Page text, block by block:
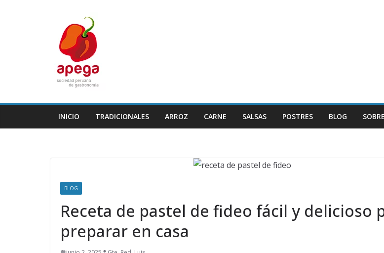
INICIO TRADICIONALES ARROZ CARNE SALSAS POSTRES BLOG
BLOG
Receta de pastel de fideo fácil y delicioso
preparar en casa